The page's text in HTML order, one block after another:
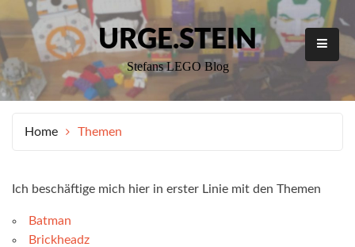
content
URGE.STEIN
Stefans LEGO Blog
Home Themen
Ich beschäftige mich hier in erster Linie mit den Themen
Batman
Brickheadz